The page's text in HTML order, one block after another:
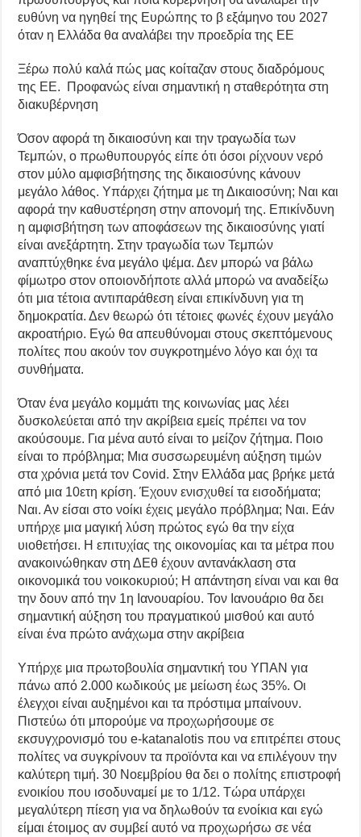
ευθύνη να ηγηθεί της Ευρώπης το β εξάμηνο του 2027
όταν η Ελλάδα θα αναλάβει την προεδρία της ΕΕ
Ξέρω πολύ καλά πώς μας κοίταζαν στους διαδρόμους
της ΕΕ. Προφανώς είναι σημαντική η σταθερότητα στη
διακυβέρνηση
Όσον αφορά τη δικαιοσύνη και την τραγωδία των
Τεμπών, ο πρωθυπουργός είπε ότι όσοι ρίχνουν νερό
στον μύλο αμφισβήτησης της δικαιοσύνης κάνουν
μεγάλο λάθος. Υπάρχει ζήτημα με τη Δικαιοσύνη; Ναι και
αφορά την καθυστέρηση στην απονομή της. Επικίνδυνη
η αμφισβήτηση των αποφάσεων της δικαιοσύνης γιατί
είναι ανεξάρτητη. Στην τραγωδία των Τεμπών
αναπτύχθηκε ένα μεγάλο ψέμα. Δεν μπορώ να βάλω
φίμωτρο στον οποιονδήποτε αλλά μπορώ να αναδείξω
ότι μια τέτοια αντιπαράθεση είναι επικίνδυνη για τη
δημοκρατία. Δεν θεωρώ ότι τέτοιες φωνές έχουν μεγάλο
ακροατήριο. Εγώ θα απευθύνομαι στους σκεπτόμενους
πολίτες που ακούν τον συγκροτημένο λόγο και όχι τα
συνθήματα.
Όταν ένα μεγάλο κομμάτι της κοινωνίας μας λέει
δυσκολεύεται από την ακρίβεια εμείς πρέπει να τον
ακούσουμε. Για μένα αυτό είναι το μείζον ζήτημα. Ποιο
είναι το πρόβλημα; Μια συσσωρευμένη αύξηση τιμών
στα χρόνια μετά τον Covid. Στην Ελλάδα μας βρήκε μετά
από μια 10ετη κρίση. Έχουν ενισχυθεί τα εισοδήματα;
Ναι. Αν είσαι στο νοίκι έχεις μεγάλο πρόβλημα; Ναι. Εάν
υπήρχε μια μαγική λύση πρώτος εγώ θα την είχα
υιοθετήσει. Η επιτυχίας της οικονομίας και τα μέτρα που
ανακοινώθηκαν στη ΔΕθ έχουν αντανάκλαση στα
οικονομικά του νοικοκυριού; Η απάντηση είναι ναι και θα
την δουν από την 1η Ιανουαρίου. Τον Ιανουάριο θα δει
σημαντική αύξηση του πραγματικού μισθού και αυτό
είναι ένα πρώτο ανάχωμα στην ακρίβεια
Υπήρχε μια πρωτοβουλία σημαντική του ΥΠΑΝ για
πάνω από 2.000 κωδικούς με μείωση έως 35%. Οι
έλεγχοι είναι αυξημένοι και τα πρόστιμα μπαίνουν.
Πιστεύω ότι μπορούμε να προχωρήσουμε σε
εκσυγχρονισμό του e-katanalotis που να επιτρέπει στους
πολίτες να συγκρίνουν τα προϊόντα και να επιλέγουν την
καλύτερη τιμή. 30 Νοεμβρίου θα δει ο πολίτης επιστροφή
ενοικίου που ισοδυναμεί με το 1/12. Τώρα υπάρχει
μεγαλύτερη πίεση για να δηλωθούν τα ενοίκια και εγώ
είμαι έτοιμος αν συμβεί αυτό να προχωρήσω σε νέα